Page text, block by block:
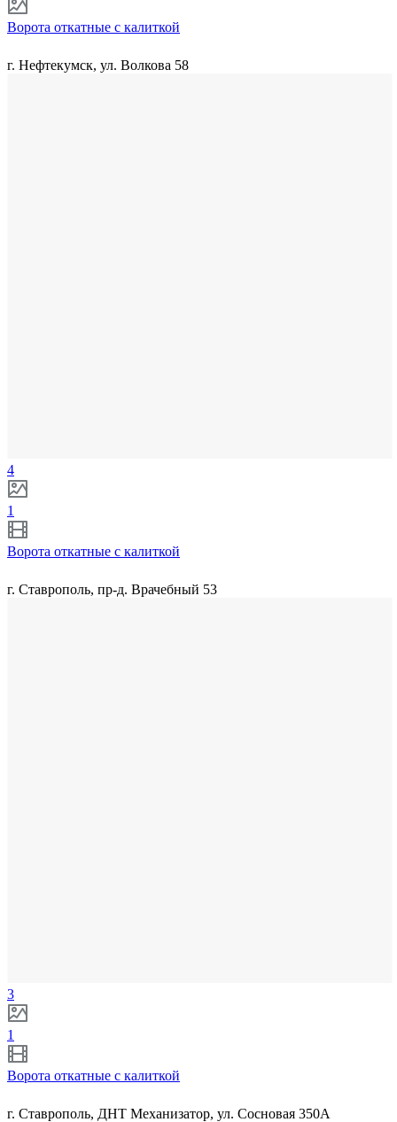
Ворота откатные с калиткой
г. Нефтекумск, ул. Волкова 58
4
1
Ворота откатные с калиткой
г. Ставрополь, пр-д. Врачебный 53
3
1
Ворота откатные с калиткой
г. Ставрополь, ДНТ Механизатор, ул. Сосновая 350А